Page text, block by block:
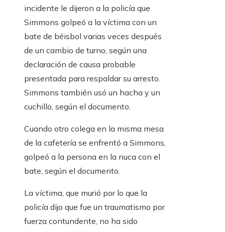
incidente le dijeron a la policía que
Simmons golpeó a la víctima con un
bate de béisbol varias veces después
de un cambio de turno, según una
declaración de causa probable
presentada para respaldar su arresto.
Simmons también usó un hacha y un
cuchillo, según el documento.
Cuando otro colega en la misma mesa
de la cafetería se enfrentó a Simmons,
golpeó a la persona en la nuca con el
bate, según el documento.
La víctima, que murió por lo que la
policía dijo que fue un traumatismo por
fuerza contundente, no ha sido